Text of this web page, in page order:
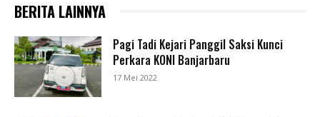
BERITA LAINNYA
Pagi Tadi Kejari Panggil Saksi Kunci
Perkara KONI Banjarbaru
17 Mei 2022